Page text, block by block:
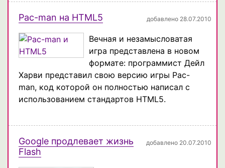
Pac-man на HTML5 добавлено 28.07.2010
Вечная и незамысловатая
игра представлена в новом
формате: программист Дейл
Харви представил свою версию игры Pac-
man, код которой он полностью написал с
использованием стандартов HTML5.
Google продлевает жизнь
Flash
добавлено 20.07.2010